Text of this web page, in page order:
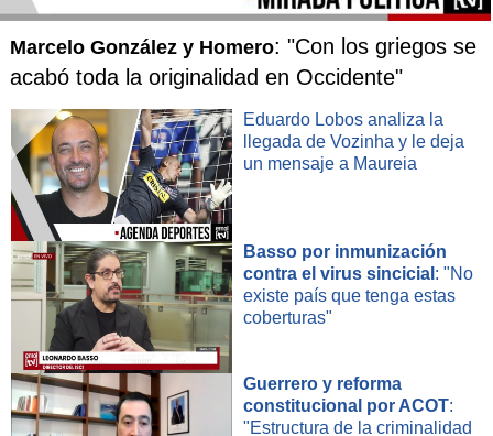
Marcelo González y Homero: "Con los griegos se
acabó toda la originalidad en Occidente"
Eduardo Lobos analiza la
llegada de Vozinha y le deja
un mensaje a Maureia
Basso por inmunización
contra el virus sincicial : "No
existe país que tenga estas
coberturas"
Guerrero y reforma
constitucional por ACOT:
"Estructura de la criminalidad